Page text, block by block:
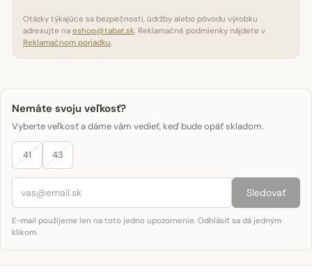
Otázky týkajúce sa bezpečnosti, údržby alebo pôvodu výrobku
adresujte na eshop@tabat.sk. Reklamačné podmienky nájdete v
Reklamačnom poriadku.
Nemáte svoju veľkosť?
Vyberte veľkosť a dáme vám vedieť, keď bude opäť skladom.
41 43
Sledovať
E-mail použijeme len na toto jedno upozornenie. Odhlásiť sa dá jedným
klikom.